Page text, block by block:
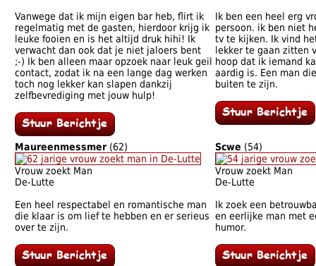
Vanwege dat ik mijn eigen bar heb, flirt ik
regelmatig met de gasten, hierdoor krijg ik
leuke fooien en is het altijd druk hihi! Ik
verwacht dan ook dat je niet jaloers bent
;-) Ik ben alleen maar opzoek naar leuk geil
contact, zodat ik na een lange dag werken
toch nog lekker kan slapen dankzij
zelfbevrediging met jouw hulp!
Ik ben een heel erg
persoon. ik ben niet
tv te kijken. Ik vind
lekker te gaan zitten
hoop dat ik iemand
aardig is. Een man
buiten te zijn.
Maureenmessmer(62)
Vrouw zoekt Man
De-Lutte
Een heel respectabel en romantische man
die klaar is om lief te hebben en er serieus
over te zijn.
Scwe (54)
Vrouw zoekt Man
De-Lutte
Ik zoek een
en eerlijke man met
humor.